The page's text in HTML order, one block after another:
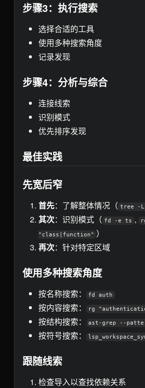
步骤3：执行搜索
选择合适的工具
使用多种搜索角度
记录发现
步骤4：分析与综合
连接线索
识别模式
优先排序发现
最佳实践
先宽后窄
首先：了解整体情况（ tree -
其次：识别模式（ fd -e ts ,
"class|function" ）
再次：针对特定区域
使用多种搜索角度
按名称搜索： fd auth
按内容搜索： rg
按结构搜索： ast-grep --
按符号搜索：
跟随线索
检查导入以查找依赖关系